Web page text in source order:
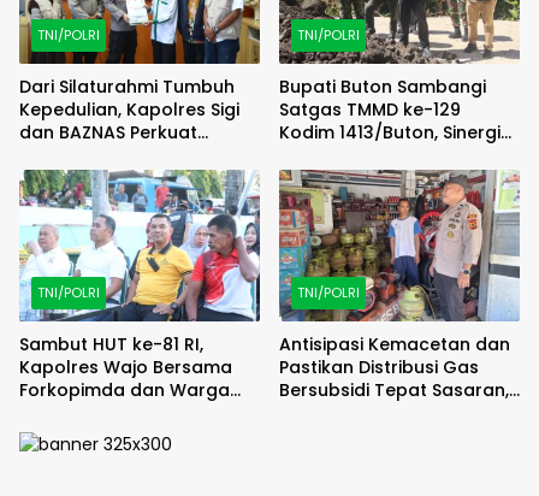
TNI/POLRI
Dari Silaturahmi Tumbuh
Kepedulian, Kapolres Sigi
dan BAZNAS Perkuat
TNI/POLRI
Bupati Buton Sambangi
Satgas TMMD ke-129
Kodim 1413/Buton, Sinergi
Menguat
TNI/POLRI
Sambut HUT ke-81 RI,
Kapolres Wajo Bersama
Forkopimda dan Warga
Karung
TNI/POLRI
Antisipasi Kemacetan dan
Pastikan Distribusi Gas
Bersubsidi Tepat Sasaran,